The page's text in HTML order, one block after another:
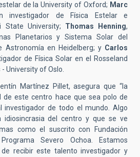
de la University of Oxford; Marc
investigador de Física Estelar e
State University; Thomas Henning,
Planetarios y Sistema Solar del
Astronomía en Heidelberg; y Carlos
de Física Solar en el Rosseland
University of Oslo.
Martínez Pillet, asegura que “la
de este centro hace que sea polo de
investigador de todo el mundo. Algo
del centro y que se ve
como el suscrito con Fundación
Severo Ochoa. Estamos
recibir este talento investigador y